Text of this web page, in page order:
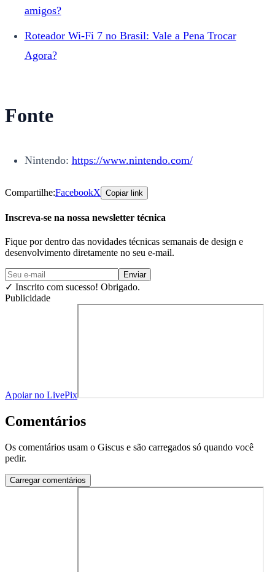
amigos?
Roteador Wi-Fi 7 no Brasil: Vale a Pena Trocar
Agora?
Fonte
Nintendo: https://www.nintendo.com/
Compartilhe:FacebookX Copiar link
Inscreva-se na nossa newsletter técnica
Fique por dentro das novidades técnicas semanais de design e
desenvolvimento diretamente no seu e-mail.
Enviar
✓ Inscrito com sucesso! Obrigado.
Publicidade
Apoiar no LivePix
Comentários
Os comentários usam o Giscus e são carregados só quando você
pedir.
Carregar comentários